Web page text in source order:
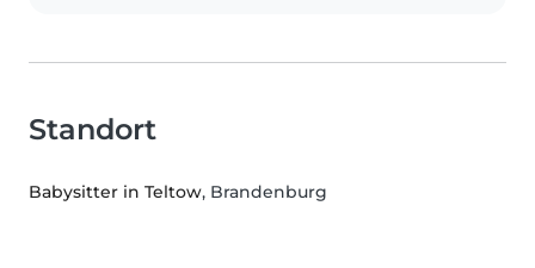
Standort
Babysitter in Teltow, Brandenburg